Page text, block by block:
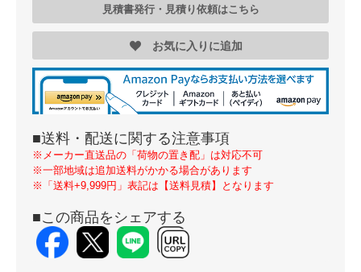
見積書発行・見積り依頼はこちら
お気に入りに追加
■送料・配送に関する注意事項
※メーカー直送品の「荷物の置き配」は対応不可
※一部地域は追加送料がかかる場合があります
※「送料+9,999円」表記は【送料見積】となります
■この商品をシェアする